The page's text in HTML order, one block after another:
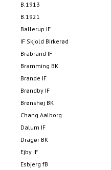
B.1913
B.1921
Ballerup IF
IF Skjold Birkerød
Brabrand IF
Bramming BK
Brande IF
Brøndby IF
Brønshøj BK
Chang Aalborg
Dalum IF
Dragør BK
Ejby IF
Esbjerg fB